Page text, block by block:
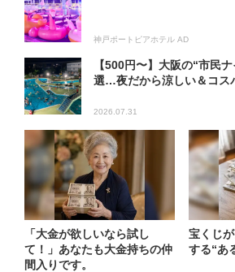
神戸ポートピアホテル AD
【500円〜】大阪の“市民
選…夜だから涼しい＆コス
2026.07.31
「大金が欲しいなら試し
て！」あなたも大金持ちの仲
間入りです。
宝くじ
する“あ